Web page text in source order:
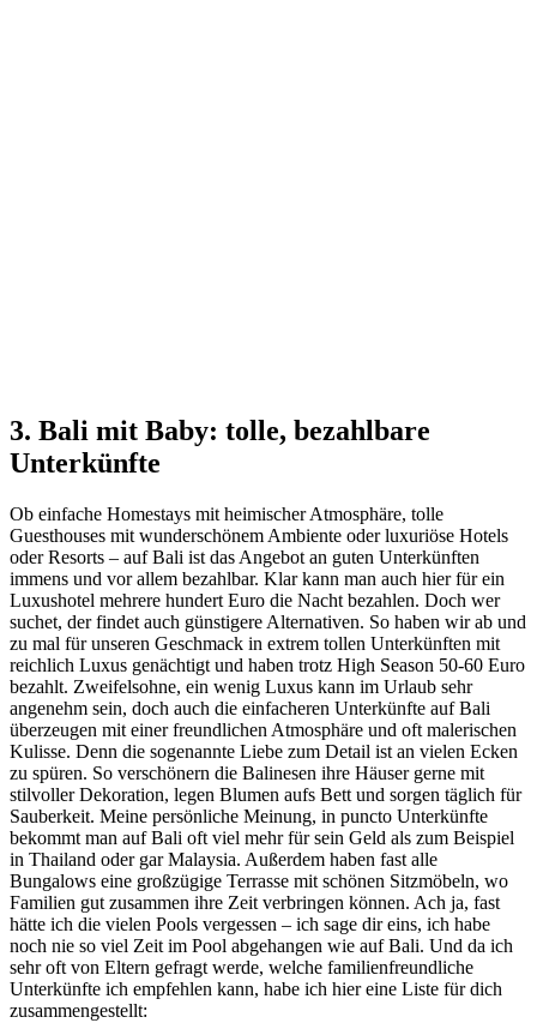
3. Bali mit Baby: tolle, bezahlbare
Unterkünfte
Ob einfache Homestays mit heimischer Atmosphäre, tolle
Guesthouses mit wunderschönem Ambiente oder luxuriöse Hotels
oder Resorts – auf Bali ist das Angebot an guten Unterkünften
immens und vor allem bezahlbar. Klar kann man auch hier für ein
Luxushotel mehrere hundert Euro die Nacht bezahlen. Doch wer
suchet, der findet auch günstigere Alternativen. So haben wir ab und
zu mal für unseren Geschmack in extrem tollen Unterkünften mit
reichlich Luxus genächtigt und haben trotz High Season 50-60 Euro
bezahlt. Zweifelsohne, ein wenig Luxus kann im Urlaub sehr
angenehm sein, doch auch die einfacheren Unterkünfte auf Bali
überzeugen mit einer freundlichen Atmosphäre und oft malerischen
Kulisse. Denn die sogenannte Liebe zum Detail ist an vielen Ecken
zu spüren. So verschönern die Balinesen ihre Häuser gerne mit
stilvoller Dekoration, legen Blumen aufs Bett und sorgen täglich für
Sauberkeit. Meine persönliche Meinung, in puncto Unterkünfte
bekommt man auf Bali oft viel mehr für sein Geld als zum Beispiel
in Thailand oder gar Malaysia. Außerdem haben fast alle
Bungalows eine großzügige Terrasse mit schönen Sitzmöbeln, wo
Familien gut zusammen ihre Zeit verbringen können. Ach ja, fast
hätte ich die vielen Pools vergessen – ich sage dir eins, ich habe
noch nie so viel Zeit im Pool abgehangen wie auf Bali. Und da ich
sehr oft von Eltern gefragt werde, welche familienfreundliche
Unterkünfte ich empfehlen kann, habe ich hier eine Liste für dich
zusammengestellt: